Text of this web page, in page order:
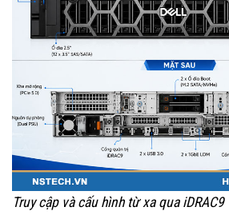
Truy cập và cấu hình từ xa qua iDRAC9